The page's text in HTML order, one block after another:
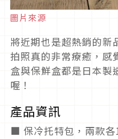
圖片來源
將近期也是超熱銷的新
拍照真的非常療癒，感
盒與保鮮盒都是日本製
喔！
產品資訊
■ 保冷托特包，兩款